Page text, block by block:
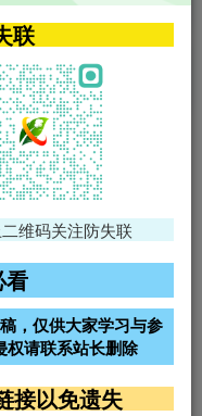
APP源码
影视源码
影视源码
量4核4G3M服务器38元/
雨云高防免备案服务器
超低价文字广告位招租
联
维码关注防失联
看
，仅供大家学习与参
权请联系站长删除
接以免遗失